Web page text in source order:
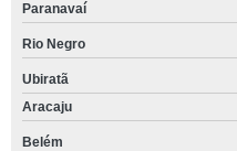
Paranavaí
Rio Negro
Ubiratã
Aracaju
Belém